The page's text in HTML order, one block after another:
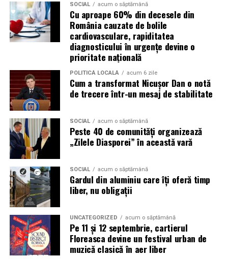
Campaniile de phishing asociate evenimentelor
importante profită de interesul public ridicat, de
presiunea timpului și de teama utilizatorilor că ar putea
pierde o ofertă sau o oportunitate. Mesajele care anunță
ultimele bilete disponibile, acces limitat la o transmisie
sau câștigarea unui premiu pot determina utilizatorii să
reacționeze înainte de a verifica sursa.
Turneul se încheie pe 19 iulie, iar specialiștii anticipează
o intensificare a activității frauduloase în perioada
finalei. Printre cele mai utilizate pretexte se numără
transmisiunile pirat, biletele revândute, pariurile,
tombolele, concursurile și falsele oferte de călătorie.
Pentru a răspunde riscurilor tot mai complexe,
cyber_Folks a lansat la finalul lunii iunie robo_Folks,
primul asistent AI integrat într-un panou de hosting
din România. Acesta poate efectua, la cererea
utilizatorului, un audit al securității site-ului, care
include verificarea certificatelor SSL, a configurărilor
DNS și a sistemelor SPF, DKIM și DMARC utilizate
SOCIAL acum o săptămână
Cu aproape 60% din decesele din
România cauzate de bolile
cardiovasculare, rapiditatea
diagnosticului în urgențe devine o
prioritate națională
POLITICĂ LOCALĂ acum 6 zile
Cum a transformat Nicușor Dan o notă
de trecere într-un mesaj de stabilitate
SOCIAL acum o săptămână
Peste 40 de comunități organizează
„Zilele Diasporei” în această vară
SOCIAL acum o săptămână
Gardul din aluminiu care îți oferă timp
liber, nu obligații
UNCATEGORIZED acum o săptămână
Pe 11 și 12 septembrie, cartierul
Floreasca devine un festival urban de
muzică clasică în aer liber